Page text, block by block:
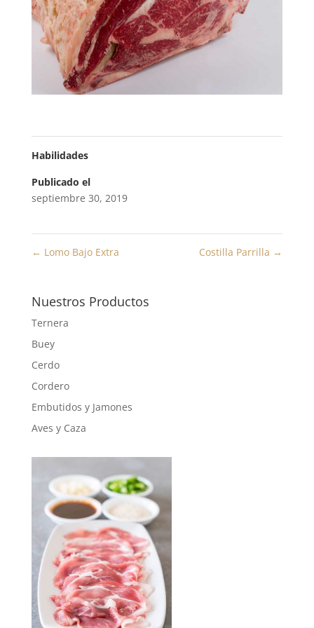
Habilidades
Publicado el
septiembre 30, 2019
← Lomo Bajo Extra Costilla Parrilla →
Nuestros Productos
Ternera
Buey
Cerdo
Cordero
Embutidos y Jamones
Aves y Caza